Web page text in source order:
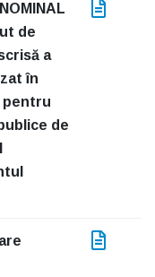
de
a
în
pentru
de